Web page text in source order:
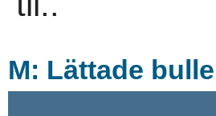
M: Lättade